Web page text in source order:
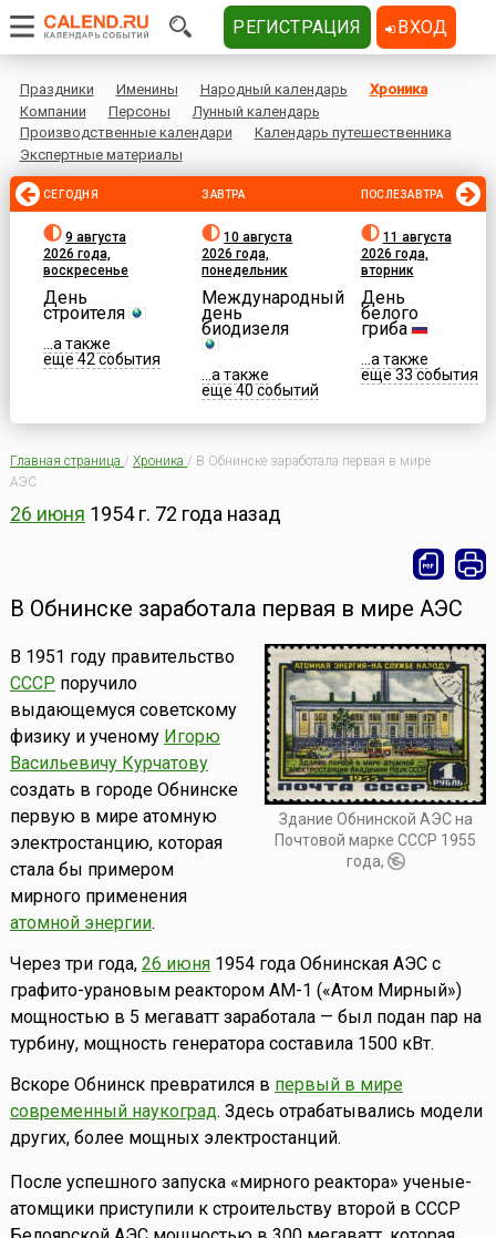
Праздники Именины Народный календарь
Хроника
Компании
Персоны
Лунный календарь
Производственные календари
Календарь путешественника
Экспертные материалы
СЕГОДНЯ
9 августа
2026 года,
воскресенье
День
строителя
...а также
еще 42 события
ЗАВТРА
10 августа
2026 года,
понедельник
Международный
день
биодизеля
...а также
еще 40 событий
ПОСЛЕЗАВТРА
11 августа
2026 года,
вторник
День
белого
гриба
...а также
еще 33 события
Главная страница / Хроника / В Обнинске заработала первая в мире
АЭС
26 июня 1954 г. 72 года назад
В Обнинске заработала первая в мире АЭС
Здание Обнинской АЭС на
Почтовой марке СССР 1955
года,
В 1951 году правительство
СССР поручило
выдающемуся советскому
физику и ученому Игорю
Васильевичу Курчатову
создать в городе Обнинске
первую в мире атомную
электростанцию, которая
стала бы примером
мирного применения
атомной энергии.
Через три года, 26 июня1954 года Обнинская АЭС с
графито-урановым реактором АМ-1 («Атом Мирный»)
мощностью в 5 мегаватт заработала — был подан пар на
турбину, мощность генератора составила 1500 кВт.
Вскоре Обнинск превратился в первый в мире
современный наукоград. Здесь отрабатывались модели
других, более мощных электростанций.
После успешного запуска «мирного реактора» ученые-
атомщики приступили к строительству второй в СССР
РЕГИСТРАЦИЯ ВХОД